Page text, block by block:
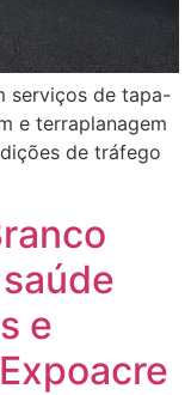
serviços de tapa-
e terraplanagem
de tráfego
e